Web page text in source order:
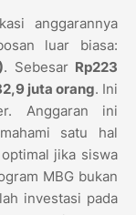
anggarannya
luar biasa:
. Sebesar Rp223
juta orang. Ini
Anggaran ini
satu hal
jika siswa
MBG bukan
investasi pada